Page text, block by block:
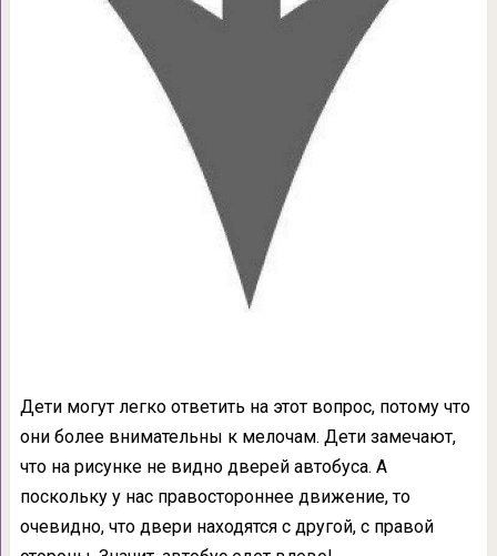
Дети могут легко ответить на этот вопрос, потому что
они более внимательны к мелочам. Дети замечают,
что на рисунке не видно дверей автобуса. А
поскольку у нас правостороннее движение, то
очевидно, что двери находятся с другой, с правой